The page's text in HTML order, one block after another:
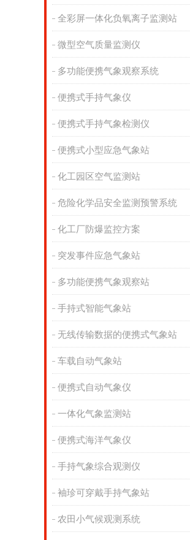
全彩屏一体化负氧离子监测站
微型空气质量监测仪
多功能便携气象观察系统
便携式手持气象仪
便携式手持气象检测仪
便携式小型应急气象站
化工园区空气监测站
危险化学品安全监测预警系统
化工厂防爆监控方案
突发事件应急气象站
多功能便携气象观察站
手持式智能气象站
无线传输数据的便携式气象站
车载自动气象站
便携式自动气象仪
一体化气象监测站
便携式海洋气象仪
手持气象综合观测仪
袖珍可穿戴手持气象站
农田小气候观测系统